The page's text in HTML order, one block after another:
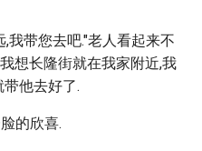
我带您去吧."老人看起来不
想长隆街就在我家附近,我
他去好了.
的欣喜.